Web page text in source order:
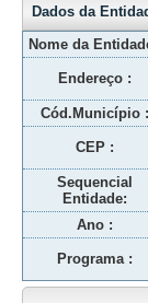
Dados da
Nome da
Endereço :
Cód.Município :
CEP :
Sequencial
Entidade:
Ano :
Programa :